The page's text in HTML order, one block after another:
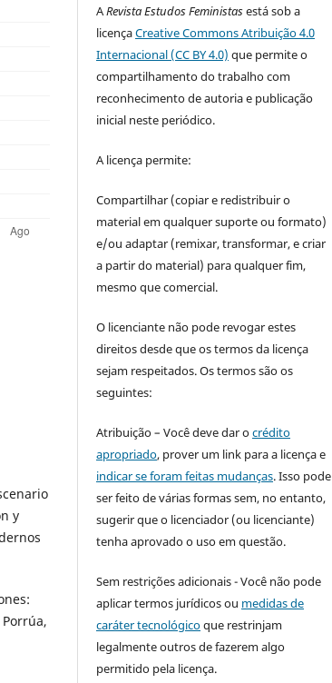
y
ARevista Estudos Feministasestá sob a
licençaCreative Commons Atribuição 4.0
Internacional (CC BY 4.0) que permite o
compartilhamento do trabalho com
reconhecimento de autoria e publicação
inicial neste periódico.
A licença permite:
Compartilhar (copiar e redistribuir o
material em qualquer suporte ou formato)
e/ou adaptar (remixar, transformar, e criar
a partir do material) para qualquer fim,
mesmo que comercial.
O licenciante não pode revogar estes
direitos desde que os termos da licença
sejam respeitados. Os termos são os
seguintes:
Atribuição – Você deve dar ocrédito
apropriado, prover um link para a licença e
indicar se foram feitas mudanças. Isso pode
ser feito de várias formas sem, no entanto,
sugerir que o licenciador (ou licenciante)
tenha aprovado o uso em questão.
Sem restrições adicionais - Você não pode
aplicar termos jurídicos ou medidas de
caráter tecnológicoque restrinjam
legalmente outros de fazerem algo
permitido pela licença.